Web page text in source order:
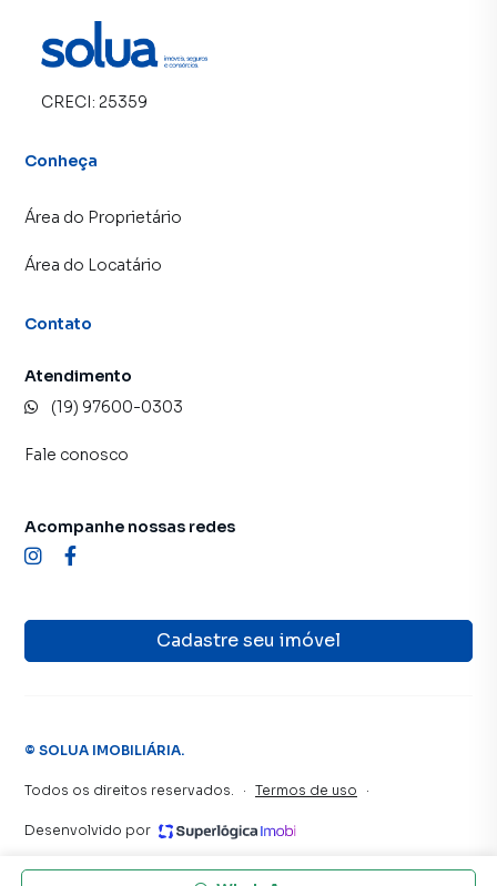
CRECI: 25359
Conheça
Área do Proprietário
Área do Locatário
Contato
Atendimento
(19) 97600-0303
Fale conosco
Cadastre seu imóvel
Acompanhe nossas redes
© SOLUA IMOBILIÁRIA.
Todos os direitos reservados. · Termos de uso ·
Desenvolvido por